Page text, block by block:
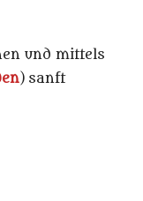
und mittels
) sanft